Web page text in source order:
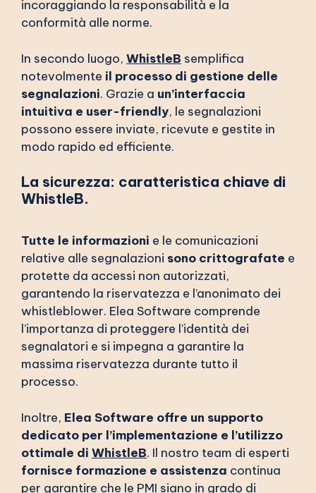
incoraggiando la responsabilità e la
conformità alle norme.
In secondo luogo, WhistleB semplifica
notevolmente il processo di gestione delle
segnalazioni. Grazie a un’interfaccia
intuitiva e user-friendly, le segnalazioni
possono essere inviate, ricevute e gestite in
modo rapido ed efficiente.
La sicurezza: caratteristica chiave di
WhistleB.
Tutte le informazioni e le comunicazioni
relative alle segnalazioni sono crittografate e
protette da accessi non autorizzati,
garantendo la riservatezza e l’anonimato dei
whistleblower. Elea Software comprende
l’importanza di proteggere l’identità dei
segnalatori e si impegna a garantire la
massima riservatezza durante tutto il
processo.
Inoltre, Elea Software offre un supporto
dedicato per l’implementazione e l’utilizzo
ottimale di WhistleB. Il nostro team di esperti
fornisce formazione e assistenza continua
per garantire che le PMI siano in grado di